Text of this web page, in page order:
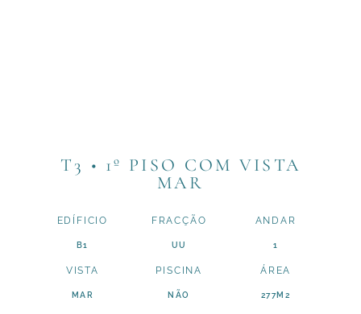
T3 • 1º PISO COM VISTA
MAR
EDÍFICIO
B1
FRACÇÃO
UU
ANDAR
1
VISTA
MAR
PISCINA
NÃO
ÁREA
277M2